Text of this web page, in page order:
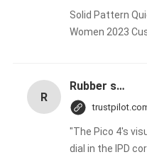
Solid Pattern
Women 2023
R
Rubber solid forklift tires For material handling forklift
"The Pico 4's
dial in the IPD